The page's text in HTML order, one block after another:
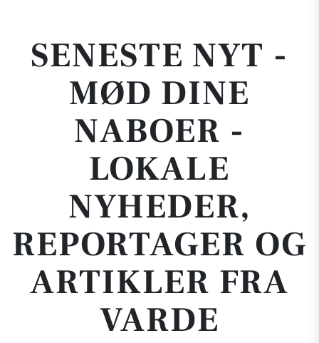
SENESTE NYT -
MØD DINE
NABOER -
LOKALE
NYHEDER,
REPORTAGER OG
ARTIKLER FRA
VARDE